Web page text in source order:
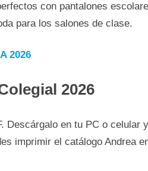
con pantalones
para los salones de clase.
2026
2026
Descárgalo en tu PC o celular
imprimir el catálogo Andrea